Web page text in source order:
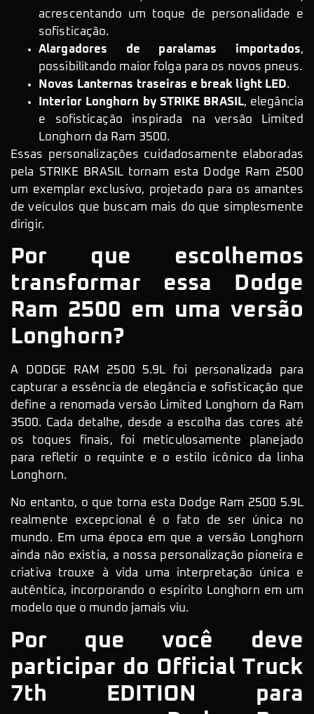
acrescentando um toque de personalidade e
sofisticação.
Alargadores de paralamas importados,
possibilitando maior folga para os novos pneus.
Novas Lanternas traseiras e break light LED.
Interior Longhorn by STRIKE BRASIL, elegância
e sofisticação inspirada na versão Limited
Longhorn da Ram 3500.
Essas personalizações cuidadosamente elaboradas
pela STRIKE BRASIL tornam esta Dodge Ram 2500
um exemplar exclusivo, projetado para os amantes
de veículos que buscam mais do que simplesmente
dirigir.
Por que escolhemos
transformar essa Dodge
Ram 2500 em uma versão
Longhorn?
A DODGE RAM 2500 5.9L foi personalizada para
capturar a essência de elegância e sofisticação que
define a renomada versão Limited Longhorn da Ram
3500. Cada detalhe, desde a escolha das cores até
os toques finais, foi meticulosamente planejado
para refletir o requinte e o estilo icônico da linha
Longhorn.
No entanto, o que torna esta Dodge Ram 2500 5.9L
realmente excepcional é o fato de ser única no
mundo. Em uma época em que a versão Longhorn
ainda não existia, a nossa personalização pioneira e
criativa trouxe à vida uma interpretação única e
autêntica, incorporando o espírito Longhorn em um
modelo que o mundo jamais viu.
Por que você deve
participar do Official Truck
7th EDITION para